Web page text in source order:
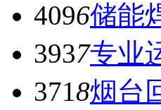
4096储能
3937专业
3718烟台